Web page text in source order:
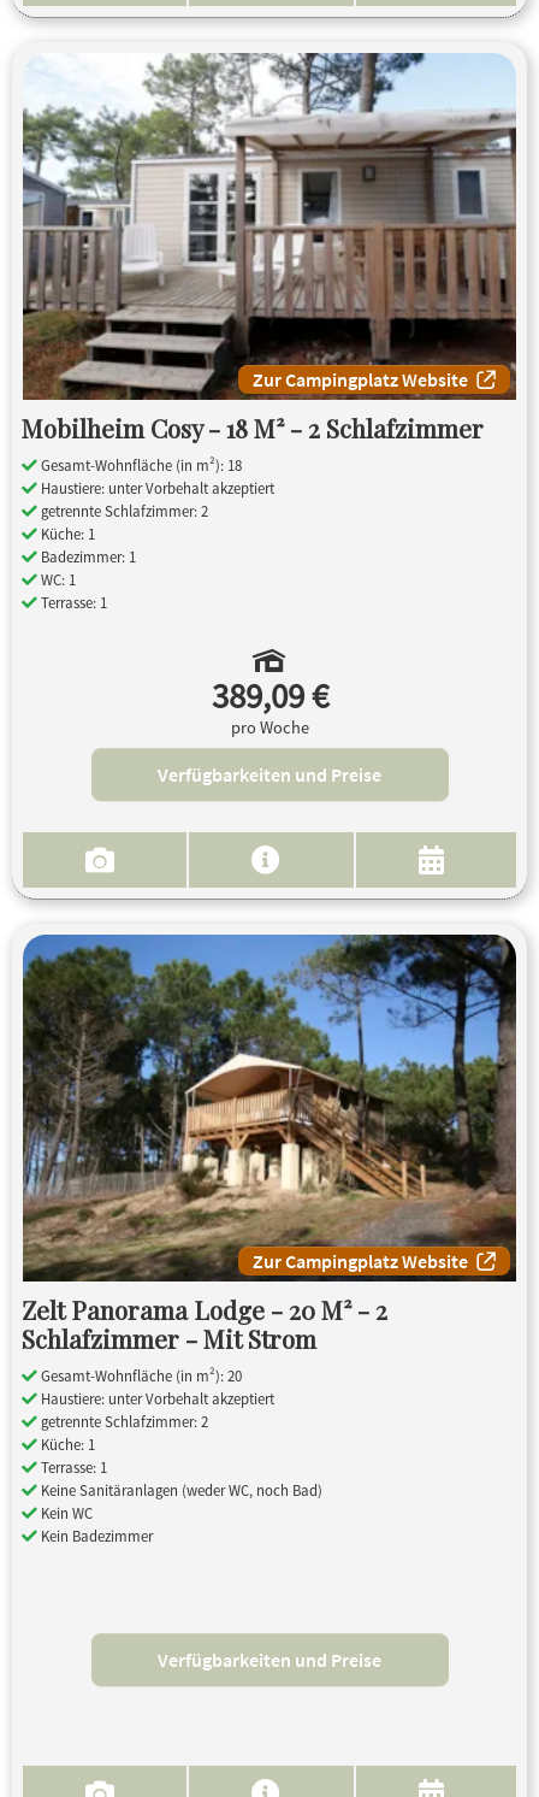
Zur Campingplatz Website
Mobilheim Cosy - 18 M² - 2 Schlafzimmer
Gesamt-Wohnfläche (in m²): 18
Haustiere: unter Vorbehalt akzeptiert
getrennte Schlafzimmer: 2
Küche: 1
Badezimmer: 1
WC: 1
Terrasse: 1
389,09 €
pro Woche
Verfügbarkeiten und Preise
Zur Campingplatz Website
Zelt Panorama Lodge - 20 M² - 2
Schlafzimmer - Mit Strom
Gesamt-Wohnfläche (in m²): 20
Haustiere: unter Vorbehalt akzeptiert
getrennte Schlafzimmer: 2
Küche: 1
Terrasse: 1
Keine Sanitäranlagen (weder WC, noch Bad)
Kein WC
Kein Badezimmer
Verfügbarkeiten und Preise